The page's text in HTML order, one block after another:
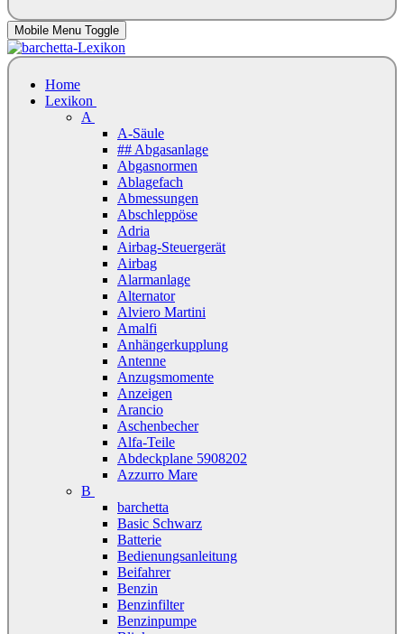
Mobile Menu Toggle
Home
Lexikon
A
A-Säule
## Abgasanlage
Abgasnormen
Ablagefach
Abmessungen
Abschleppöse
Adria
Airbag-Steuergerät
Airbag
Alarmanlage
Alternator
Alviero Martini
Amalfi
Anhängerkupplung
Antenne
Anzugsmomente
Anzeigen
Arancio
Aschenbecher
Alfa-Teile
Abdeckplane 5908202
Azzurro Mare
B
barchetta
Basic Schwarz
Batterie
Bedienungsanleitung
Beifahrer
Benzin
Benzinfilter
Benzinpumpe